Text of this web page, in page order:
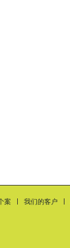
案 我们的客户